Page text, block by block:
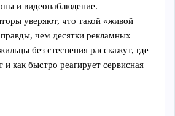
и видеонаблюдение.
уверяют, что такой «живой
чем десятки рекламных
без стеснения расскажут, где
и как быстро реагирует сервисная